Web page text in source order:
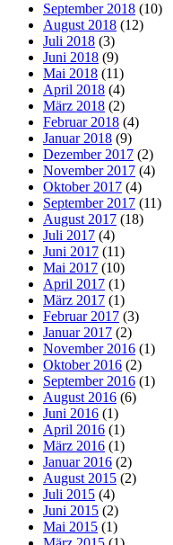
September 2018 (10)
August 2018 (12)
Juli 2018 (3)
Juni 2018 (9)
Mai 2018 (11)
April 2018 (4)
März 2018 (2)
Februar 2018 (4)
Januar 2018 (9)
Dezember 2017 (2)
November 2017 (4)
Oktober 2017 (4)
September 2017 (11)
August 2017 (18)
Juli 2017 (4)
Juni 2017 (11)
Mai 2017 (10)
April 2017 (1)
März 2017 (1)
Februar 2017 (3)
Januar 2017 (2)
November 2016 (1)
Oktober 2016 (2)
September 2016 (1)
August 2016 (6)
Juni 2016 (1)
April 2016 (1)
März 2016 (1)
Januar 2016 (2)
August 2015 (2)
Juli 2015 (4)
Juni 2015 (2)
Mai 2015 (1)